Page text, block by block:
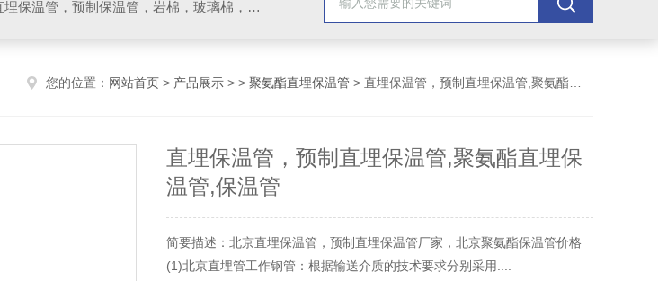
保温管，聚氨酯直埋保温管，钢套钢蒸汽保温管，直埋保温管，预制保温管，岩棉，玻璃棉，硅酸铝，硅酸盐，保温被，防腐保温工程
您的位置： 网站首页 > 产品展示 > > 聚氨酯直埋保温管 > 直埋保温管，预制直埋保温管,聚氨酯直埋保温管,保温管
直埋保温管，预制直埋保温管,聚氨酯直埋保
温管,保温管
简要描述：北京直埋保温管，预制直埋保温管厂家，北京聚氨酯保温管价格
(1)北京直埋管工作钢管：根据输送介质的技术要求分别采用....